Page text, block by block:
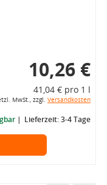
10,26 €
41,04 € pro 1 l
MwSt., zzgl. Versandkosten
Lieferzeit: 3-4 Tage